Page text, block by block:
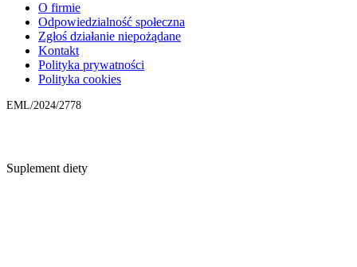
O firmie
Odpowiedzialność społeczna
Zgłoś działanie niepożądane
Kontakt
Polityka prywatności
Polityka cookies
EML/2024/2778
Suplement diety